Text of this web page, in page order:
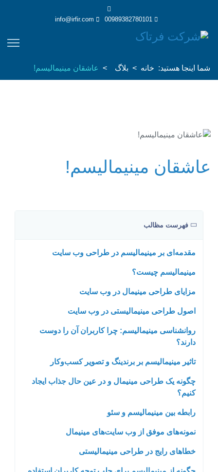
00989382780101
info@irfir.com
شما اینجا هستید: خانه بلاگ عاشقان مینیمالیسم!
عاشقان مینیمالیسم!
فهرست مظالب
مقدمه‌ای بر مینیمالیسم در طراحی وب سایت
مینیمالیسم چیست؟
مزایای طراحی مینیمال در وب سایت
اصول طراحی مینیمالیستی در وب سایت
روانشناسی مینیمالیسم: چرا کاربران آن را دوست
دارند؟
تاثیر مینیمالیسم بر برندینگ و تصویر کسب‌وکار
چگونه یک طراحی مینیمال و در عین حال جذاب ایجاد
کنیم؟
رابطه بین مینیمالیسم و سئو
نمونه‌های موفق از وب سایت‌های مینیمال
خطاهای رایج در طراحی مینیمالیستی